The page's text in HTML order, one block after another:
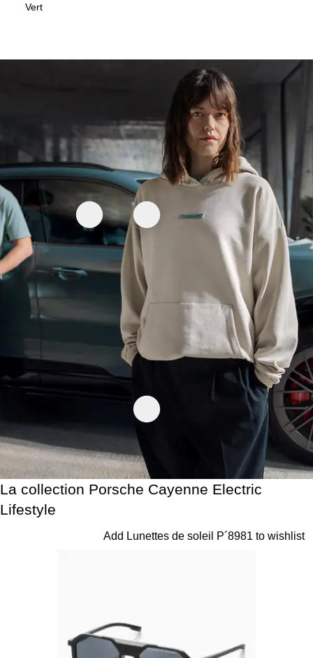
Vert
La collection Porsche Cayenne
La collection Porsche Cayenne Electric
Lifestyle
Add Lunettes de soleil P´8981 to wishlist
Diapositive 1 sur 15